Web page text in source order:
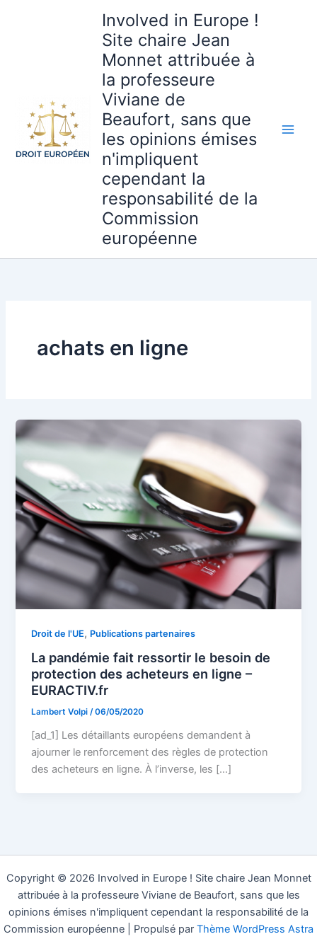
Involved in Europe !
Site chaire Jean
Monnet attribuée à
la professeure
Viviane de
Beaufort, sans que
les opinions émises
n'impliquent
cependant la
responsabilité de la
Commission
européenne
achats en ligne
Droit de l'UE, Publications partenaires
La pandémie fait ressortir le besoin de
protection des acheteurs en ligne –
EURACTIV.fr
Lambert Volpi/06/05/2020
[ad_1] Les détaillants européens demandent à
ajourner le renforcement des règles de protection
des acheteurs en ligne. À l’inverse, les […]
Copyright © 2026 Involved in Europe ! Site chaire Jean Monnet
attribuée à la professeure Viviane de Beaufort, sans que les
opinions émises n'impliquent cependant la responsabilité de la
Commission européenne | Propulsé par Thème WordPress Astra